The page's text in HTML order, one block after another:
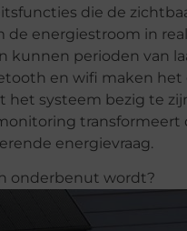
die de
energiestroom in
perioden van
en wifi maken
systeem bezig te
transformeert
energievraag.